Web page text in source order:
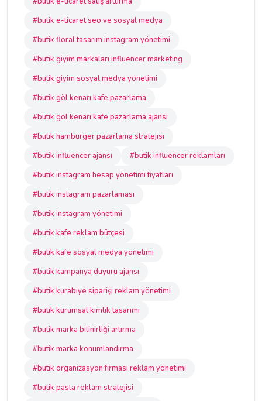
#butik e-ticaret seo ve sosyal medya
#butik floral tasarım instagram yönetimi
#butik giyim markaları influencer marketing
#butik giyim sosyal medya yönetimi
#butik göl kenarı kafe pazarlama
#butik göl kenarı kafe pazarlama ajansı
#butik hamburger pazarlama stratejisi
#butik influencer ajansı
#butik influencer reklamları
#butik instagram hesap yönetimi fiyatları
#butik instagram pazarlaması
#butik instagram yönetimi
#butik kafe reklam bütçesi
#butik kafe sosyal medya yönetimi
#butik kampanya duyuru ajansı
#butik kurabiye siparişi reklam yönetimi
#butik kurumsal kimlik tasarımı
#butik marka bilinirliği artırma
#butik marka konumlandırma
#butik organizasyon firması reklam yönetimi
#butik pasta reklam stratejisi